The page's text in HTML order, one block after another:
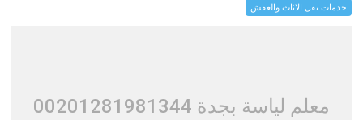
خدمات نقل الاثاث والعفش
معلم لياسة بجدة 00201281981344